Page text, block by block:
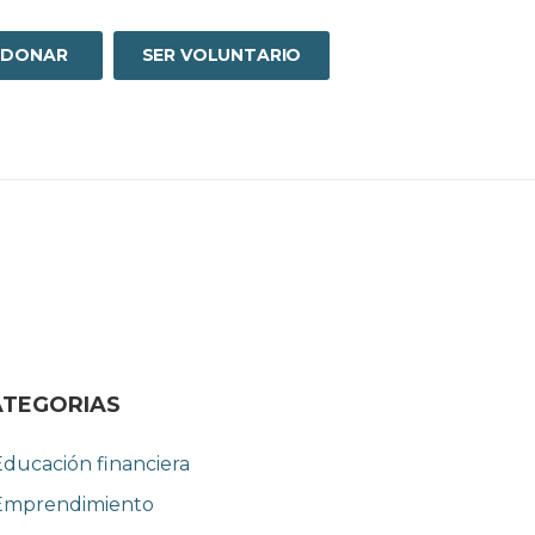
DONAR SER VOLUNTARIO
financiera